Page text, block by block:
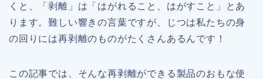
くと、「剥離」は「はがれること、はがすこと」とあ
ります。難しい響きの言葉ですが、じつは私たちの身
の回りには再剥離のものがたくさんあるんです！
この記事では、そんな再剥離ができる製品のおもな使